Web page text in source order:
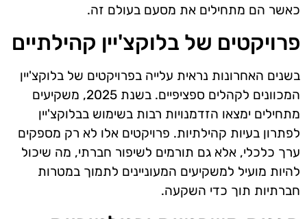
כאשר הם מתחילים את מסעם בעולם זה.
פרויקטים של בלוקצ'יין קהילתיים
בשנים האחרונות נראית עלייה בפרויקטים של בלוקצ'יין
המכוונים לקהלים ספציפיים. בשנת 2025, משקיעים
מתחילים ימצאו הזדמנויות רבות בשימוש בבלוקצ'יין
לפתרון בעיות קהילתיות. פרויקטים אלו לא רק מספקים
ערך כלכלי, אלא גם תורמים לשיפור חברתי, מה שיכול
להיות מועיל למשקיעים המעוניינים לתמוך במטרות
חברתיות תוך כדי השקעה.